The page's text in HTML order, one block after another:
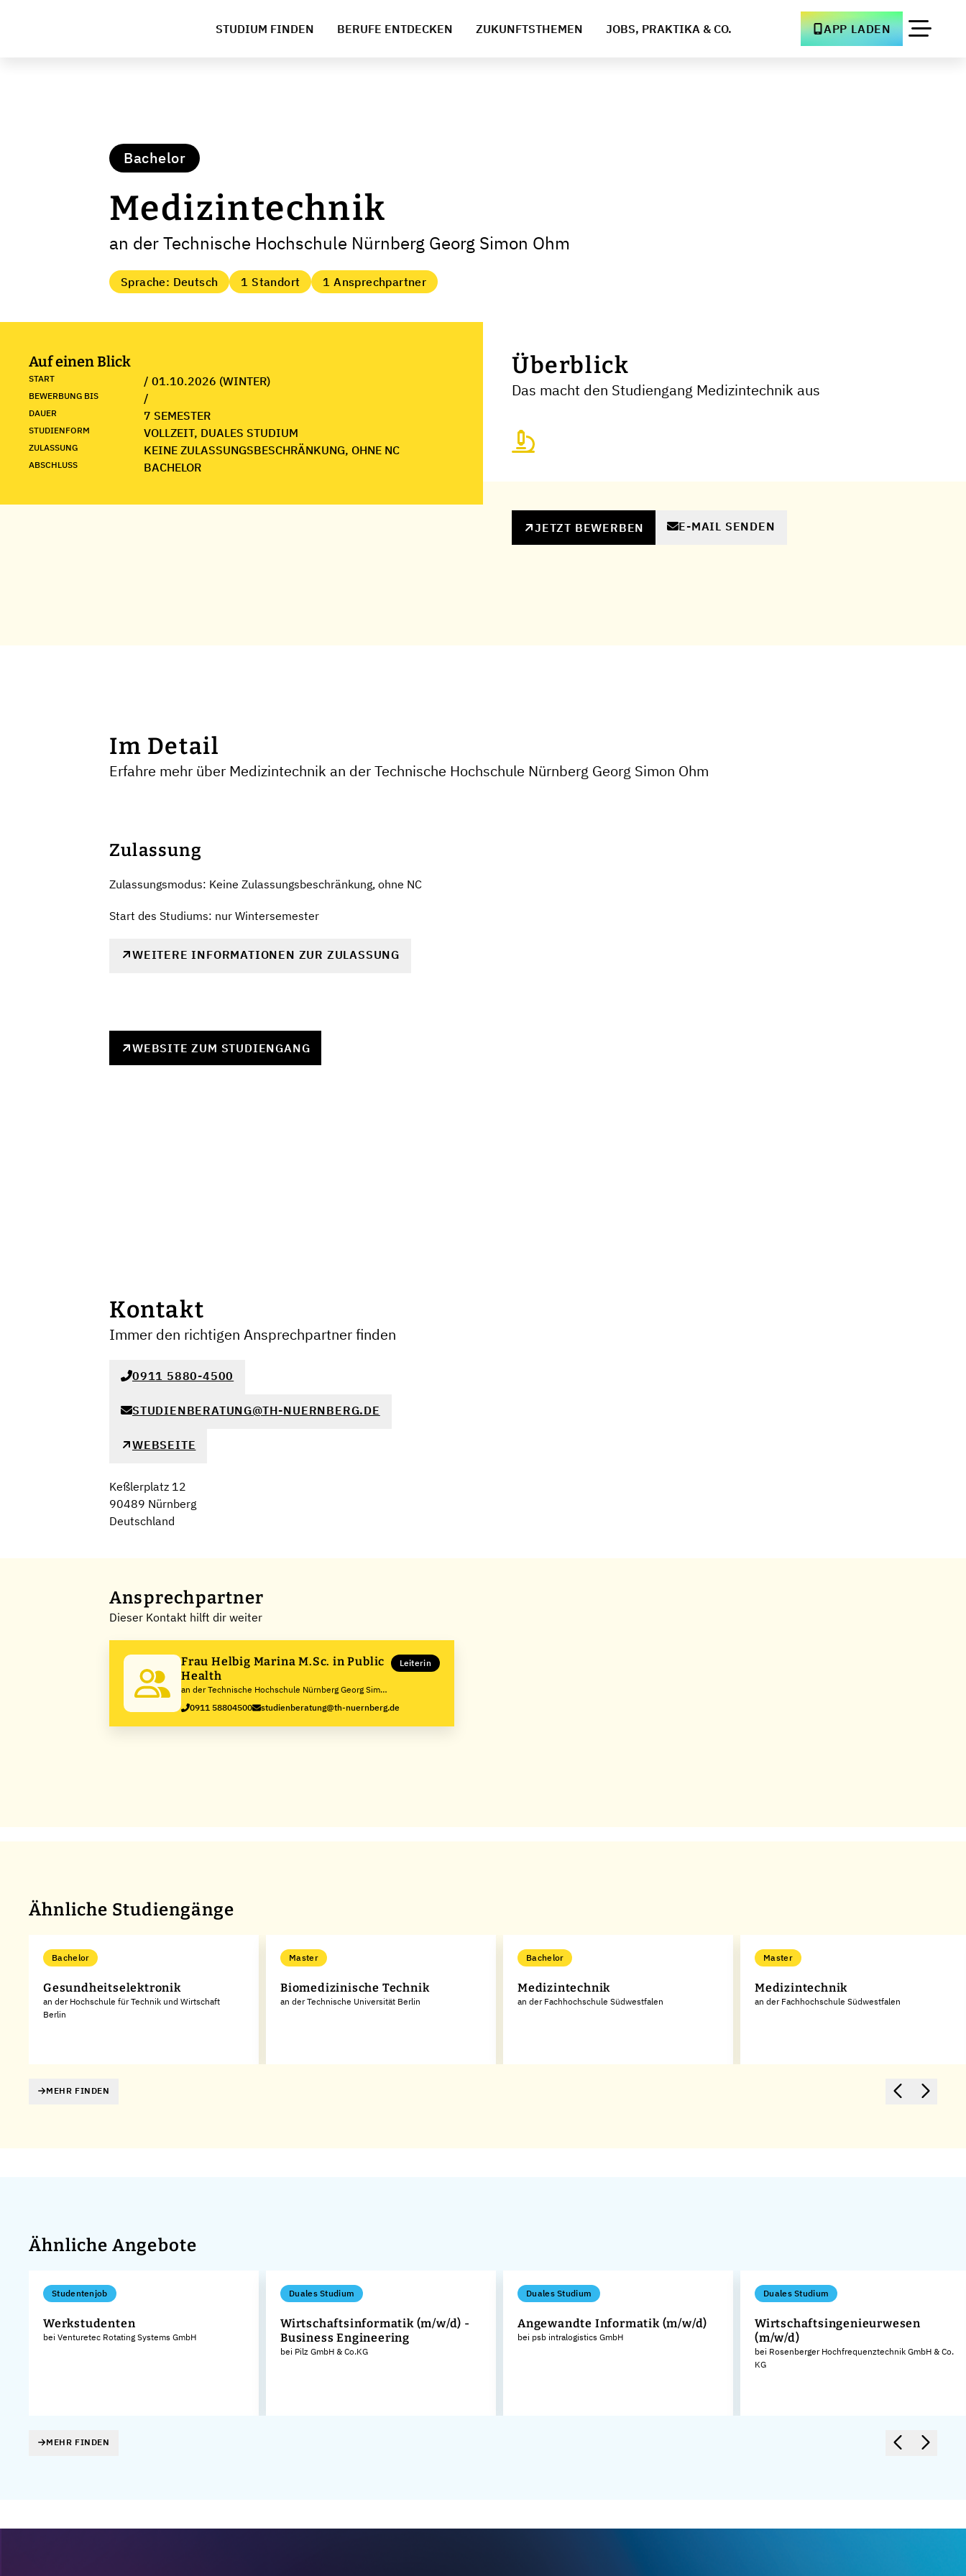
STUDIUM FINDEN BERUFE ENTDECKEN ZUKUNFTSTHEMEN JOBS, PRAKTIKA & CO. APP LADEN
Bachelor
Medizintechnik
an der Technische Hochschule Nürnberg Georg Simon Ohm
Sprache: Deutsch 1 Standort 1 Ansprechpartner
Auf einen Blick
START / 01.10.2026 (WINTER)
BEWERBUNG BIS /
DAUER 7 SEMESTER
STUDIENFORM VOLLZEIT, DUALES STUDIUM
ZULASSUNG KEINE ZULASSUNGSBESCHRÄNKUNG, OHNE NC
ABSCHLUSS BACHELOR
Überblick
Das macht den Studiengang Medizintechnik aus
JETZT BEWERBEN E-MAIL SENDEN
Im Detail
Erfahre mehr über Medizintechnik an der Technische Hochschule Nürnberg Georg Simon Ohm
Zulassung
Zulassungsmodus: Keine Zulassungsbeschränkung, ohne NC
Start des Studiums: nur Wintersemester
WEITERE INFORMATIONEN ZUR ZULASSUNG
WEBSITE ZUM STUDIENGANG
Kontakt
Immer den richtigen Ansprechpartner finden
0911 5880-4500
STUDIENBERATUNG@TH-NUERNBERG.DE
WEBSEITE
Keßlerplatz 12
90489 Nürnberg
Deutschland
Ansprechpartner
Dieser Kontakt hilft dir weiter
Frau Helbig Marina M.Sc. in Public
Health
an der Technische Hochschule Nürnberg Georg Simon
Ohm
Leiterin
0911 58804500 studienberatung@th-nuernberg.de
Ähnliche Studiengänge
Bachelor
Gesundheitselektronik
an der Hochschule für Technik und Wirtschaft
Berlin
Master
Biomedizinische Technik
an der Technische Universität Berlin
Bachelor
Medizintechnik
an der Fachhochschule Südwestfalen
Master
Medizintechnik
an der Fachhochschule Südwestfalen
MEHR FINDEN
Ähnliche Angebote
Studentenjob
Werkstudenten
bei Venturetec Rotating Systems GmbH
Duales Studium
Wirtschaftsinformatik (m/w/d) -
Business Engineering
bei Pilz GmbH & Co.KG
Duales Studium
Angewandte Informatik (m/w/d)
bei psb intralogistics GmbH
Duales Studium
Wirtschaftsingenieurwesen
(m/w/d)
bei Rosenberger Hochfrequenztechnik GmbH & Co.
KG
MEHR FINDEN